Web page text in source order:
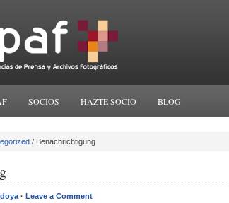
SOCIOS HAZTE SOCIO BLOG
/ Benachrichtigung
· Leave a Comment